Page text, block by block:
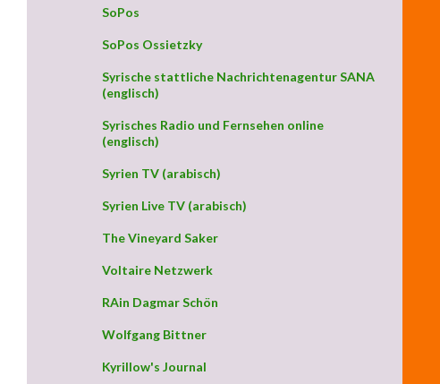
SoPos
SoPos Ossietzky
Syrische stattliche Nachrichtenagentur SANA
(englisch)
Syrisches Radio und Fernsehen online
(englisch)
Syrien TV (arabisch)
Syrien Live TV (arabisch)
The Vineyard Saker
Voltaire Netzwerk
RAin Dagmar Schön
Wolfgang Bittner
Kyrillow's Journal